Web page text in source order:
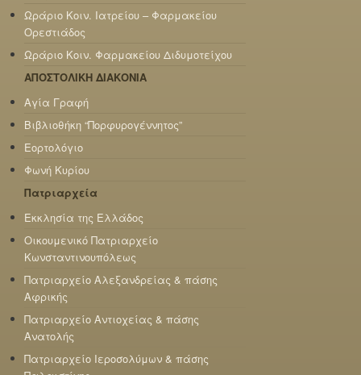
Ωράριο Κοιν. Ιατρείου – Φαρμακείου
Ορεστιάδος
Ωράριο Κοιν. Φαρμακείου Διδυμοτείχου
ΑΠΟΣΤΟΛΙΚΗ ΔΙΑΚΟΝΙΑ
Αγία Γραφή
Βιβλιοθήκη “Πορφυρογέννητος”
Εορτολόγιο
Φωνή Κυρίου
Πατριαρχεία
Εκκλησία της Ελλάδος
Οικουμενικό Πατριαρχείο
Κωνσταντινουπόλεως
Πατριαρχείο Αλεξανδρείας & πάσης
Αφρικής
Πατριαρχείο Αντιοχείας & πάσης
Ανατολής
Πατριαρχείο Ιεροσολύμων & πάσης